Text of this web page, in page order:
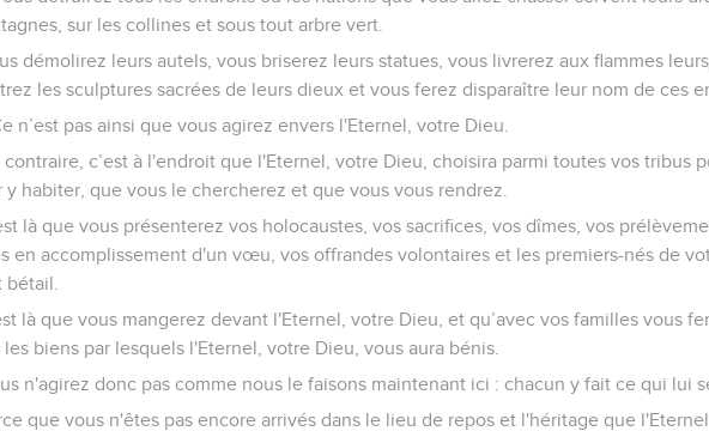
sur les collines et sous tout arbre vert.
démolirez leurs autels, vous briserez leurs statues, vous livrerez aux flammes
les sculptures sacrées de leurs dieux et vous ferez disparaître leur nom de ces
n’est pas ainsi que vous agirez envers l'Eternel, votre Dieu.
contraire, c’est à l'endroit que l'Eternel, votre Dieu, choisira parmi toutes vos tribus
y habiter, que vous le chercherez et que vous vous rendrez.
là que vous présenterez vos holocaustes, vos sacrifices, vos dîmes, vos
en accomplissement d'un vœu, vos offrandes volontaires et les premiers-nés de
bétail.
là que vous mangerez devant l'Eternel, votre Dieu, et qu’avec vos familles vous
les biens par lesquels l'Eternel, votre Dieu, vous aura bénis.
n'agirez donc pas comme nous le faisons maintenant ici : chacun y fait ce qui lui
que vous n'êtes pas encore arrivés dans le lieu de repos et l'héritage que